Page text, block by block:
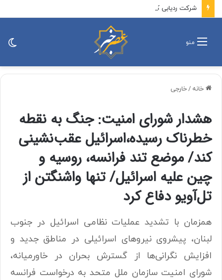
منو
خانه /خارجی
هشدار شورای امنیت: جنگ به نقطه
خطرناک رسیده،اسرائیل عقب‌نشینی
کند/ موضع تند فرانسه، روسیه و
چین علیه اسرائیل/ تنها واشنگتن از
تل‌آویو دفاع کرد
همزمان با تشدید عملیات نظامی اسرائیل در جنوب
لبنان، پیشروی نیروهای اسرائیلی در مناطق جدید و
افزایش نگرانی‌ها از گسترش بحران در خاورمیانه،
شورای امنیت سازمان ملل متحد به درخواست فرانسه